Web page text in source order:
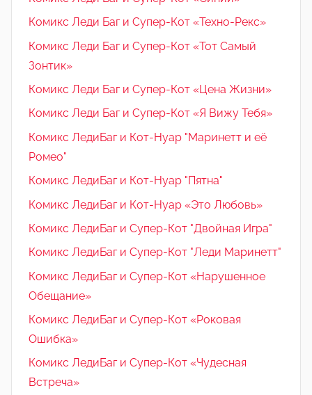
Комикс Леди Баг и Супер-Кот «Техно-Рекс»
Комикс Леди Баг и Супер-Кот «Тот Самый
Зонтик»
Комикс Леди Баг и Супер-Кот «Цена Жизни»
Комикс Леди Баг и Супер-Кот «Я Вижу Тебя»
Комикс ЛедиБаг и Кот-Нуар "Маринетт и её
Ромео"
Комикс ЛедиБаг и Кот-Нуар "Пятна"
Комикс ЛедиБаг и Кот-Нуар «Это Любовь»
Комикс ЛедиБаг и Супер-Кот "Двойная Игра"
Комикс ЛедиБаг и Супер-Кот "Леди Маринетт"
Комикс ЛедиБаг и Супер-Кот «Нарушенное
Обещание»
Комикс ЛедиБаг и Супер-Кот «Роковая
Ошибка»
Комикс ЛедиБаг и Супер-Кот «Чудесная
Встреча»